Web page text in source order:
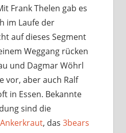
Frank Thelen gab es
im Laufe der
auf dieses Segment
Weggang rücken
und Dagmar Wöhrl
vor, aber auch Ralf
in Essen. Bekannte
sind die
, das 3bears